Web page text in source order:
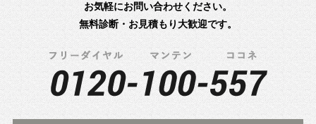
お気軽にお問い合わせください。
無料診断・お見積もり大歓迎です。